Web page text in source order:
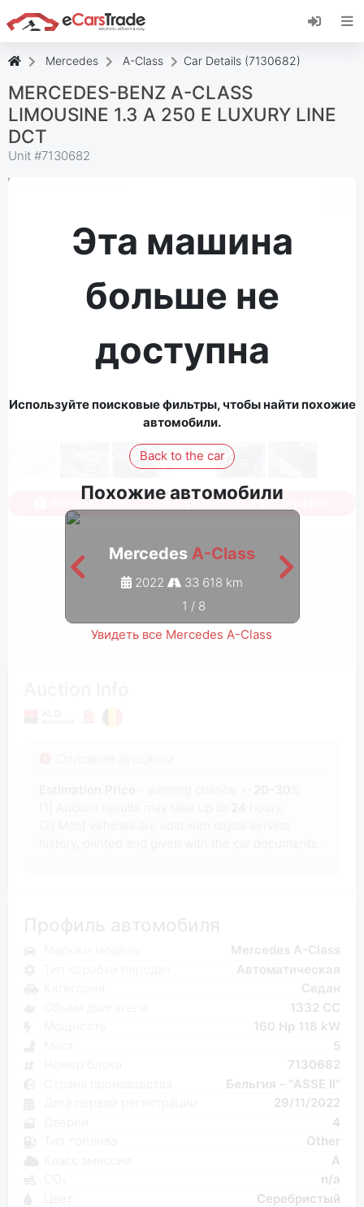
Установите веб-приложение eCarsTrade,
добавьте его на главный экран и получайте
Mercedes A-Class Car Details (7130682)
MERCEDES-BENZ A-CLASS
LIMOUSINE 1.3 A 250 E LUXURY LINE
DCT
Unit #7130682
Эта машина
больше не
доступна
Используйте поисковые фильтры, чтобы найти похожие
автомобили.
Back to the car
Похожие автомобили
Mercedes A-Class
2022 33 618 km
1 / 8
Увидеть все Mercedes A-Class
Авторизуйтесь, чтобы увидеть все фотографии
Mercedes A-Class
Автоматическая
Седан
1332 CC
160 Hp 118 kW
5
7130682
Бельгия - "ASSE II"
29/11/2022
4
Other
A
n/a
Серебристый